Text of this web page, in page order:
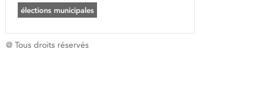
élections municipales
@ Tous droits réservés